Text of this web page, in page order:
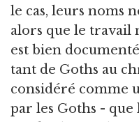
le cas, leurs noms
alors que le travail
est bien
tant de Goths au
considéré comme
par les Goths - que